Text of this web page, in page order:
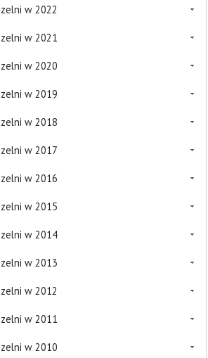
w 2022
w 2021
w 2020
w 2019
w 2018
w 2017
w 2016
w 2015
w 2014
w 2013
w 2012
w 2011
w 2010